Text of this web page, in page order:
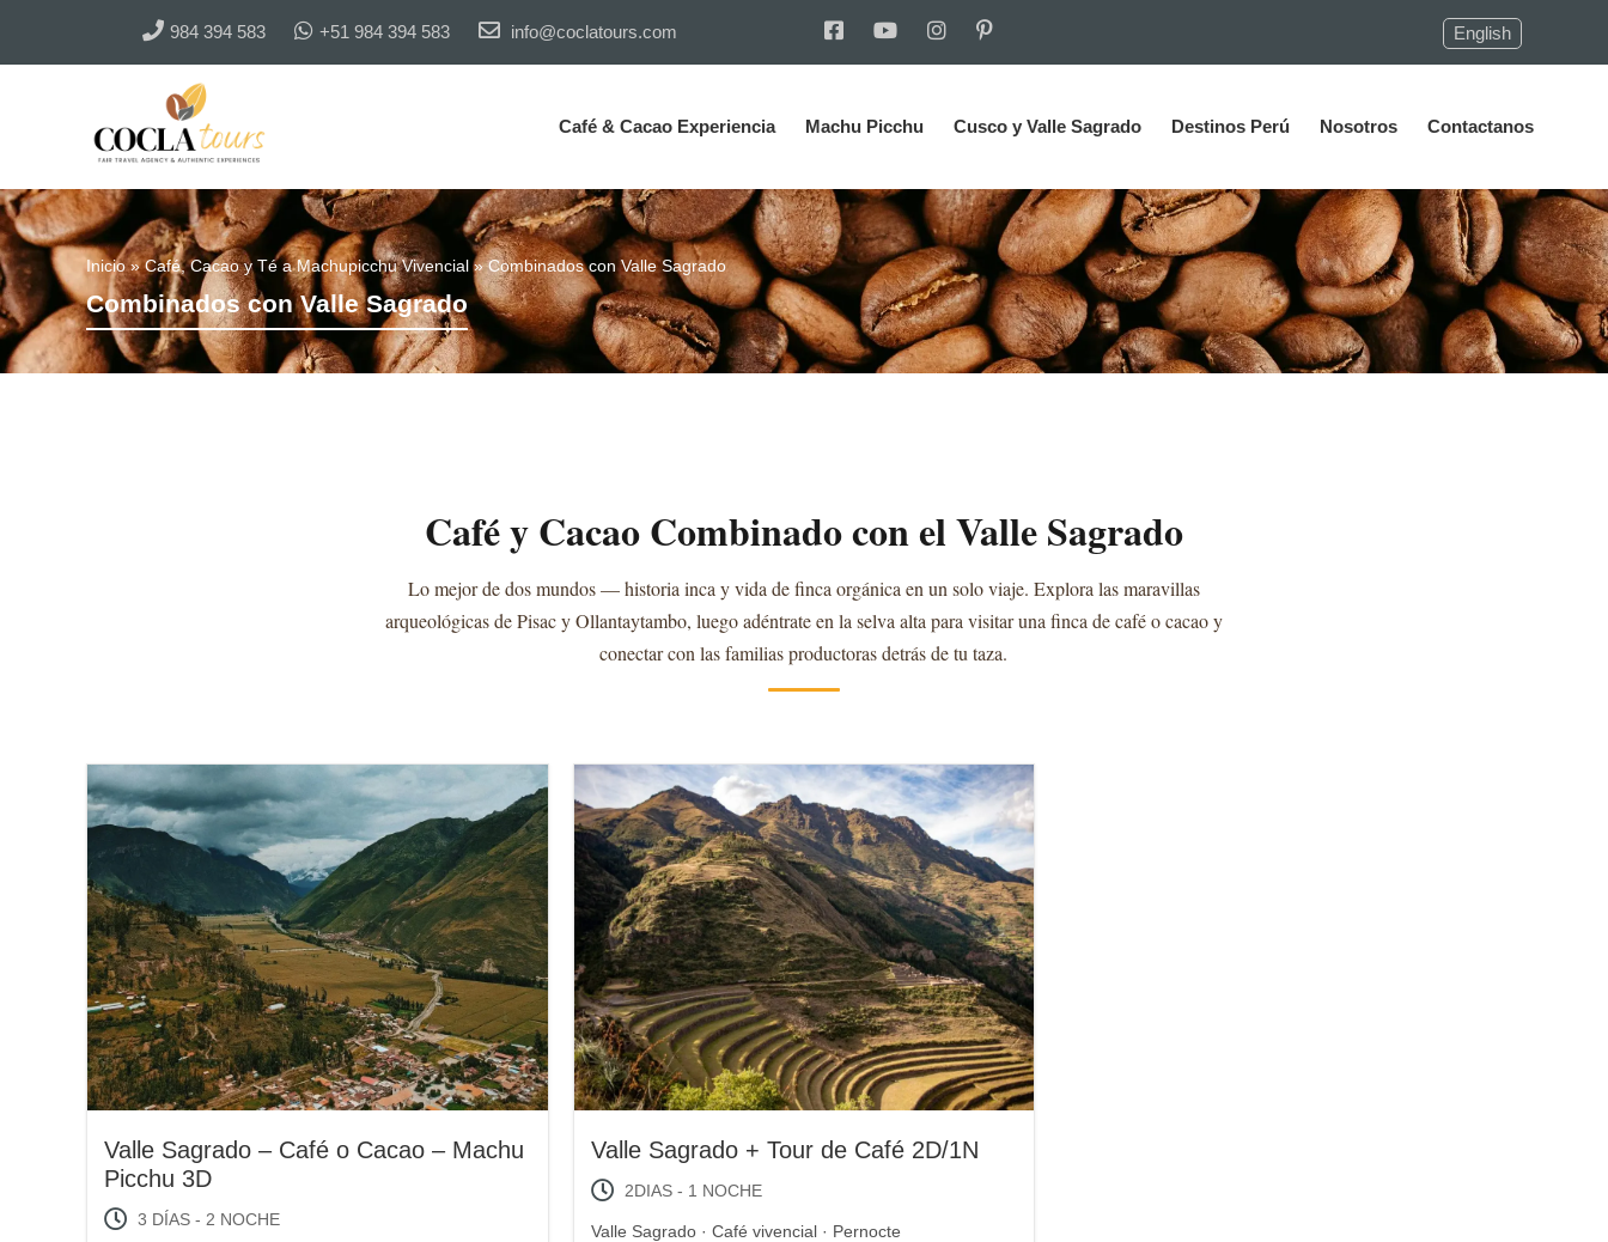
984 394 583 +51 984 394 583 info@coclatours.com English
Café & Cacao Experiencia Machu Picchu Cusco y Valle Sagrado Destinos Perú Nosotros Contactanos
Inicio»Café, Cacao y Té a Machupicchu Vivencial»Combinados con Valle Sagrado
Combinados con Valle Sagrado
Café y Cacao Combinado con el Valle Sagrado
Lo mejor de dos mundos — historia inca y vida de finca orgánica en un solo viaje. Explora las maravillas
arqueológicas de Pisac y Ollantaytambo, luego adéntrate en la selva alta para visitar una finca de café o cacao y
conectar con las familias productoras detrás de tu taza.
Valle Sagrado – Café o Cacao – Machu
Picchu 3D
3 DÍAS - 2 NOCHE
Valle Sagrado + Tour de Café 2D/1N
2DIAS - 1 NOCHE
Valle Sagrado · Café vivencial · Pernocte